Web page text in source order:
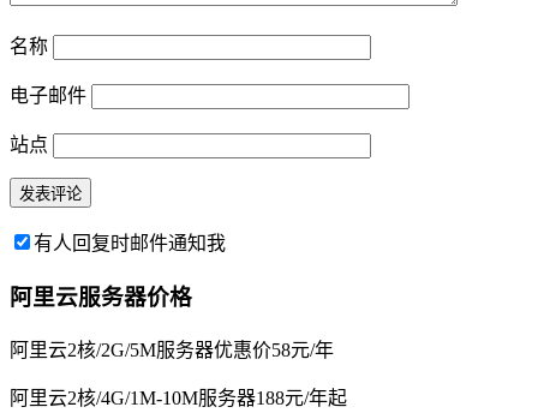
名称
电子邮件
站点
有人回复时邮件通知我
阿里云服务器价格
阿里云2核/2G/5M服务器优惠价58元/年
阿里云2核/4G/1M-10M服务器188元/年起